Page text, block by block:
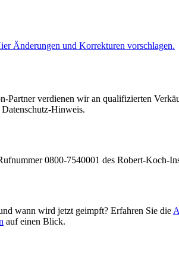
Änderungen und Korrekturen vorschlagen.
Partner verdienen wir an qualifizierten
Hinweis.
0800-7540001 des Robert-Koch-
wann wird jetzt geimpft? Erfahren Sie die
auf einen Blick.